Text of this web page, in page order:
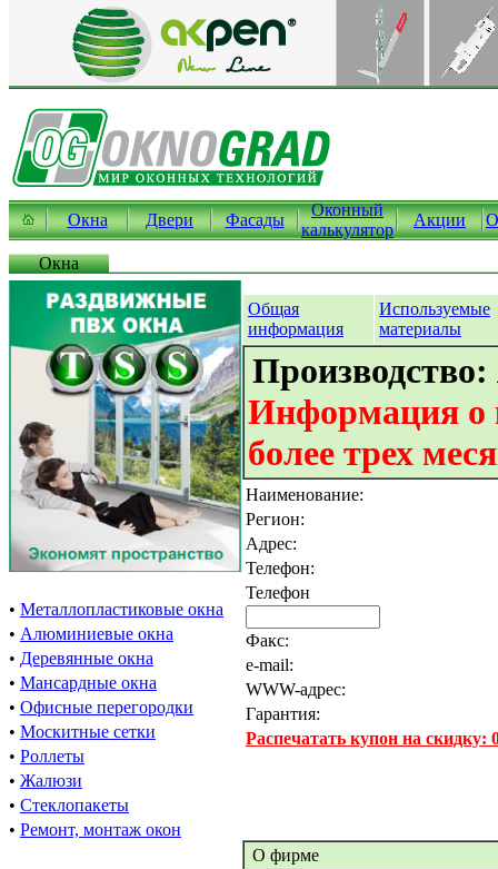
Окна Двери Фасады
Оконный
калькулятор
Акции
Окна
• Металлопластиковые окна
• Алюминиевые окна
• Деревянные окна
• Мансардные окна
• Офисные перегородки
• Москитные сетки
• Роллеты
• Жалюзи
• Стеклопакеты
• Ремонт, монтаж окон
Общая
информация
Используемые
материалы
Информация о
более трех
Наименование:
Регион:
Адрес:
Телефон:
Телефон
Факс:
e-mail:
WWW-адрес:
Гарантия:
Распечатать купон на скидку:
О фирме